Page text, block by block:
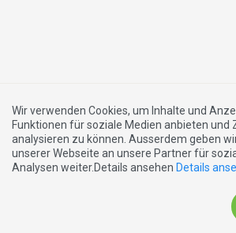
Wir verwenden Cookies, um Inhalte und
Funktionen für soziale Medien anbieten
analysieren zu können. Ausserdem geben
unserer Webseite an unsere Partner für
Analysen weiter.Details ansehen Details